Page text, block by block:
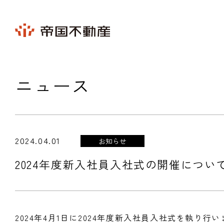
ニュース
2024.04.01 お知らせ
2024年度新入社員入社式の開催につい
2024年4月1日に2024年度新入社員入社式を執り行い